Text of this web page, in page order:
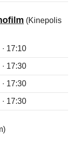
(Kinepolis
17:10
17:30
17:30
17:30